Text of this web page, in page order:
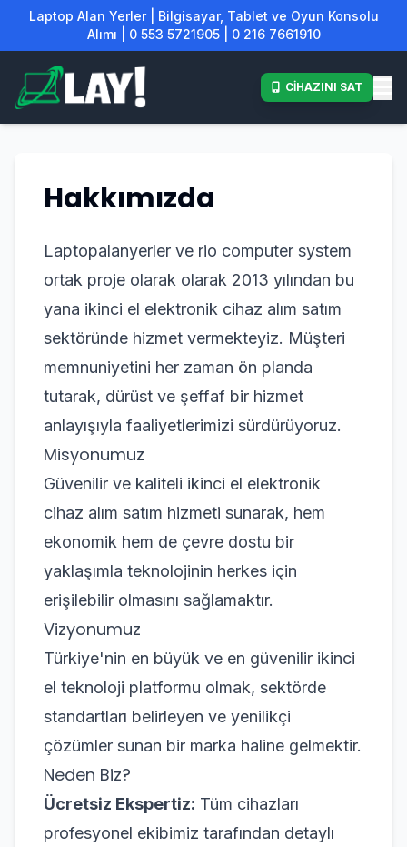
Laptop Alan Yerler | Bilgisayar, Tablet ve Oyun Konsolu
Alımı | 0 553 5721905 | 0 216 7661910
CİHAZINI SAT
Hakkımızda
Laptopalanyerler ve rio computer system
ortak proje olarak olarak 2013 yılından bu
yana ikinci el elektronik cihaz alım satım
sektöründe hizmet vermekteyiz. Müşteri
memnuniyetini her zaman ön planda
tutarak, dürüst ve şeffaf bir hizmet
anlayışıyla faaliyetlerimizi sürdürüyoruz.
Misyonumuz
Güvenilir ve kaliteli ikinci el elektronik
cihaz alım satım hizmeti sunarak, hem
ekonomik hem de çevre dostu bir
yaklaşımla teknolojinin herkes için
erişilebilir olmasını sağlamaktır.
Vizyonumuz
Türkiye'nin en büyük ve en güvenilir ikinci
el teknoloji platformu olmak, sektörde
standartları belirleyen ve yenilikçi
çözümler sunan bir marka haline gelmektir.
Neden Biz?
Ücretsiz Ekspertiz: Tüm cihazları
profesyonel ekibimiz tarafından detaylı